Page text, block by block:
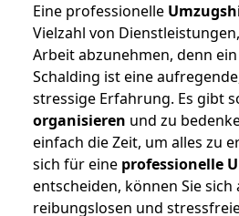
Eine professionelle
Vielzahl von
Arbeit abzunehmen, denn
Schalding ist eine
stressige Erfahrung. Es gibt
organisieren und zu
einfach die Zeit, um alles zu
sich für eine professionelle
entscheiden, können Sie sich
reibungslosen und